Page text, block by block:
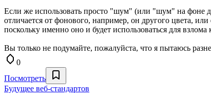
Если же использовать просто "шум" (или "шум" на фоне
отличается от фонового, например, он другого цвета,
поскольку именно оно и будет использоваться для
Вы только не подумайте, пожалуйста, что я пытаюсь
0
Посмотреть
Будущее веб-стандартов